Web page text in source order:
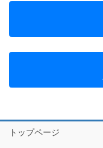
トップページ